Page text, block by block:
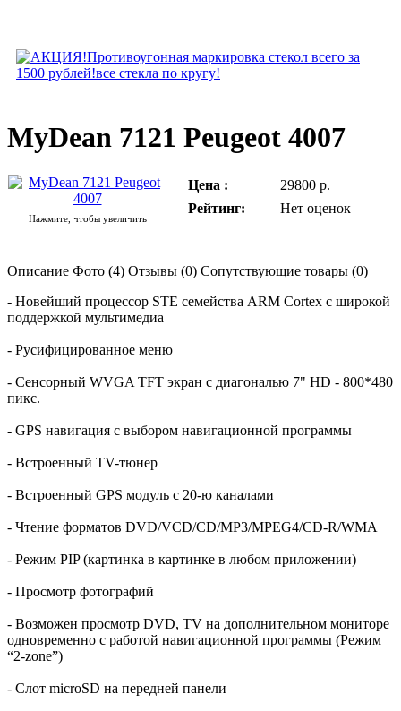
MyDean 7121 Peugeot 4007
Нажмите, чтобы увеличить
Цена :
29800 р.
Рейтинг:
Нет оценок
Описание Фото (4) Отзывы (0) Сопутствующие товары (0)
- Новейший процессор STE семейства ARM Cortex с широкой
поддержкой мультимедиа
- Русифицированное меню
- Сенсорный WVGA TFT экран с диагональю 7" HD - 800*480
пикс.
- GPS навигация с выбором навигационной программы
- Встроенный TV-тюнер
- Встроенный GPS модуль с 20-ю каналами
- Чтение форматов DVD/VCD/CD/MP3/MPEG4/CD-R/WMA
- Режим PIP (картинка в картинке в любом приложении)
- Просмотр фотографий
- Возможен просмотр DVD, TV на дополнительном мониторе
одновременно с работой навигационной программы (Режим
“2-zone”)
- Слот microSD на передней панели